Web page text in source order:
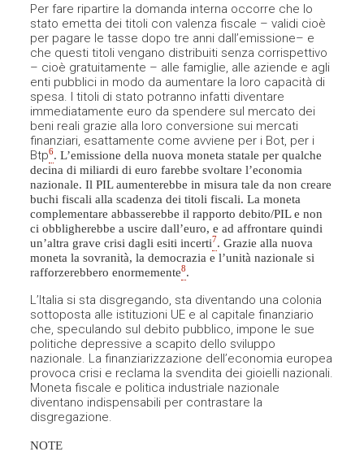
Per fare ripartire la domanda interna occorre che lo
stato emetta dei titoli con valenza fiscale – validi cioè
per pagare le tasse dopo tre anni dall’emissione– e
che questi titoli vengano distribuiti senza corrispettivo
– cioè gratuitamente – alle famiglie, alle aziende e agli
enti pubblici in modo da aumentare la loro capacità di
spesa. I titoli di stato potranno infatti diventare
immediatamente euro da spendere sul mercato dei
beni reali grazie alla loro conversione sui mercati
finanziari, esattamente come avviene per i Bot, per i
Btp6. L’emissione della nuova moneta statale per qualche
decina di miliardi di euro farebbe svoltare l’economia
nazionale. Il PIL aumenterebbe in misura tale da non creare
buchi fiscali alla scadenza dei titoli fiscali. La moneta
complementare abbasserebbe il rapporto debito/PIL e non
ci obbligherebbe a uscire dall’euro, e ad affrontare quindi
un’altra grave crisi dagli esiti incerti7. Grazie alla nuova
moneta la sovranità, la democrazia e l’unità nazionale si
rafforzerebbero enormemente8.
L’Italia si sta disgregando, sta diventando una colonia
sottoposta alle istituzioni UE e al capitale finanziario
che, speculando sul debito pubblico, impone le sue
politiche depressive a scapito dello sviluppo
nazionale. La finanziarizzazione dell’economia europea
provoca crisi e reclama la svendita dei gioielli nazionali.
Moneta fiscale e politica industriale nazionale
diventano indispensabili per contrastare la
disgregazione.
NOTE